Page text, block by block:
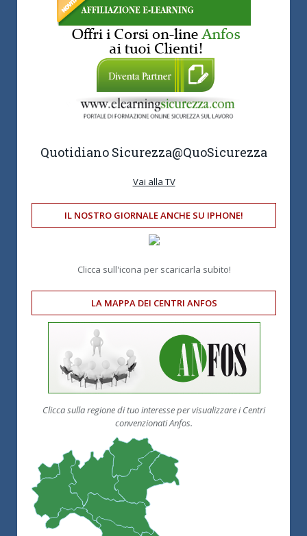
Quotidiano Sicurezza@QuoSicurezza
Vai alla TV
IL NOSTRO GIORNALE ANCHE SU IPHONE!
Clicca sull'icona per scaricarla subito!
LA MAPPA DEI CENTRI ANFOS
Clicca sulla regione di tuo interesse per visualizzare i Centri
convenzionati Anfos.